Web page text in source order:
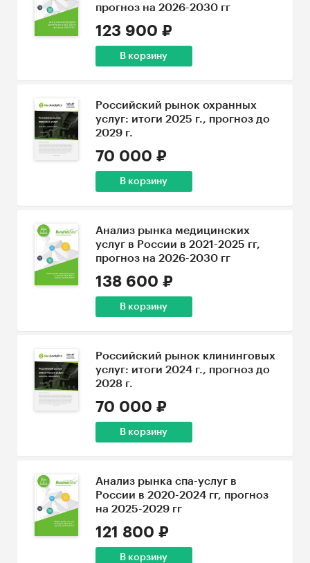
прогноз на 2026-2030 гг
123 900 ₽
В корзину
Российский рынок охранных
услуг: итоги 2025 г., прогноз до
2029 г.
70 000 ₽
В корзину
Анализ рынка медицинских
услуг в России в 2021-2025 гг,
прогноз на 2026-2030 гг
138 600 ₽
В корзину
Российский рынок клининговых
услуг: итоги 2024 г., прогноз до
2028 г.
70 000 ₽
В корзину
Анализ рынка спа-услуг в
России в 2020-2024 гг, прогноз
на 2025-2029 гг
121 800 ₽
В корзину